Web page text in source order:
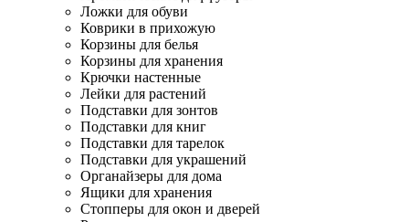
Ложки для обуви
Коврики в прихожую
Корзины для белья
Корзины для хранения
Крючки настенные
Лейки для растений
Подставки для зонтов
Подставки для книг
Подставки для тарелок
Подставки для украшений
Органайзеры для дома
Ящики для хранения
Стопперы для окон и дверей